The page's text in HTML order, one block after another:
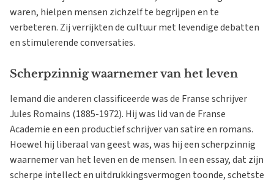
waren, hielpen mensen zichzelf te begrijpen en te
verbeteren. Zij verrijkten de cultuur met levendige debatten
en stimulerende conversaties.
Scherpzinnig waarnemer van het leven
Iemand die anderen classificeerde was de Franse schrijver
Jules Romains (1885-1972). Hij was lid van de Franse
Academie en een productief schrijver van satire en romans.
Hoewel hij liberaal van geest was, was hij een scherpzinnig
waarnemer van het leven en de mensen. In een essay, dat zijn
scherpe intellect en uitdrukkingsvermogen toonde, schetste